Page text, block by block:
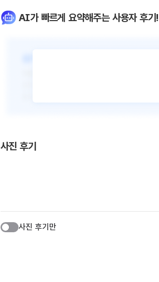
AI가 빠르게 요약해주는 사용자 후기!
사진 후기
사진 후기만